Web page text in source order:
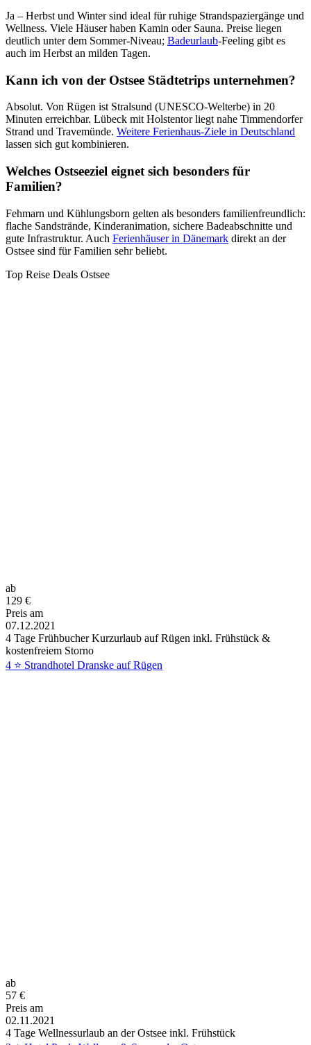
Ja – Herbst und Winter sind ideal für ruhige Strandspaziergänge und
Wellness. Viele Häuser haben Kamin oder Sauna. Preise liegen
deutlich unter dem Sommer-Niveau; Badeurlaub-Feeling gibt es
auch im Herbst an milden Tagen.
Kann ich von der Ostsee Städtetrips unternehmen?
Absolut. Von Rügen ist Stralsund (UNESCO-Welterbe) in 20
Minuten erreichbar. Lübeck mit Holstentor liegt nahe Timmendorfer
Strand und Travemünde. Weitere Ferienhaus-Ziele in Deutschland
lassen sich gut kombinieren.
Welches Ostseeziel eignet sich besonders für
Familien?
Fehmarn und Kühlungsborn gelten als besonders familienfreundlich:
flache Sandstrände, Kinderanimation, sichere Badeabschnitte und
gute Infrastruktur. Auch Ferienhäuser in Dänemark direkt an der
Ostsee sind für Familien sehr beliebt.
Top Reise Deals Ostsee
ab
129 €
Preis am
07.12.2021
4 Tage Frühbucher Kurzurlaub auf Rügen inkl. Frühstück &
kostenfreiem Storno
4 ⭐ Strandhotel Dranske auf Rügen
ab
57 €
Preis am
02.11.2021
4 Tage Wellnessurlaub an der Ostsee inkl. Frühstück